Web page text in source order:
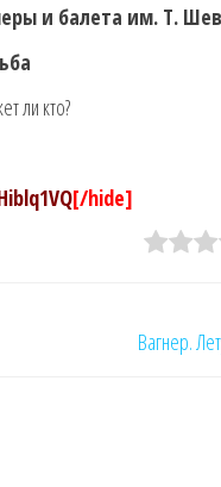
и балета им. Т.
ли кто?
[/hide]
Вагнер.